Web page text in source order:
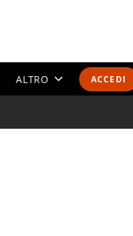
ACCEDI
ALTRO